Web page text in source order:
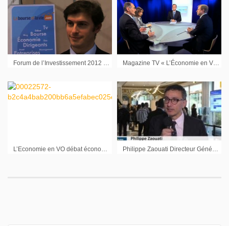
Forum de l’Investissement 2012 : Interview de Fabrice Cousté Directeur Général CMC Markets Magazine TV « L’Économie en VO » : Bernard Streit Pdg de Delfingen et Isabelle Vidal Pdg Wanimo, 3ème partie